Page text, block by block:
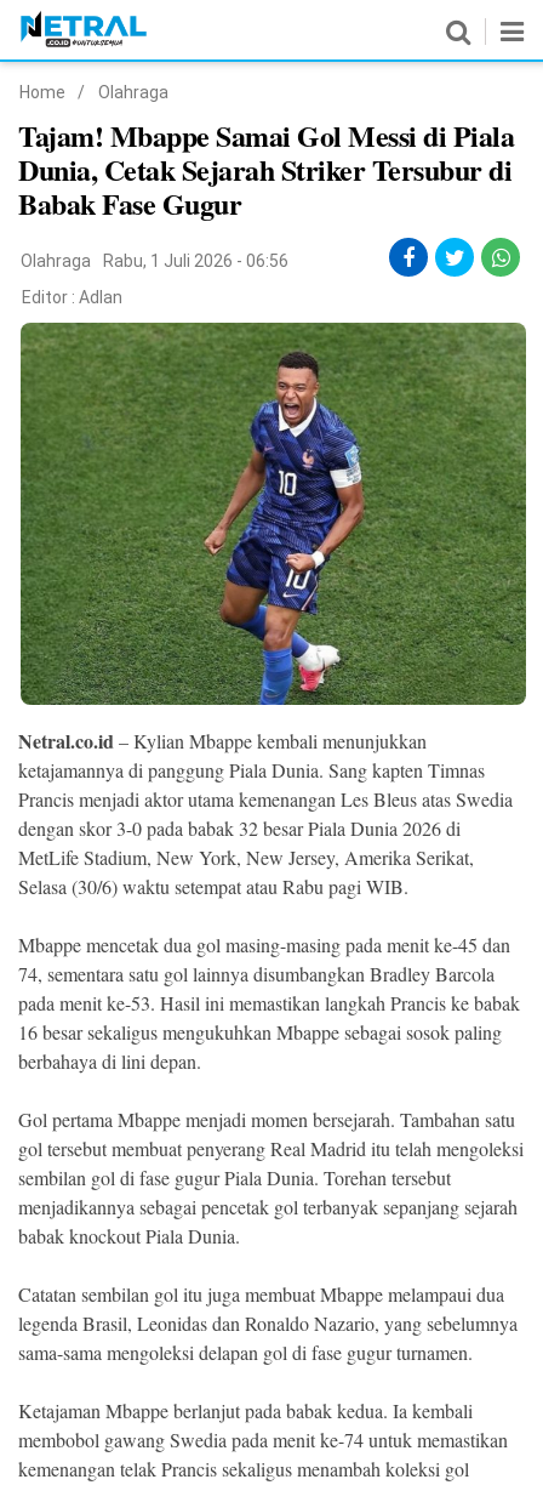
Nasional
Pemerintahan
Politik
Hukrim
Pendidikan
Peristiwa
Olahraga
Ekonomi
Memori
Copyright
2026
NETRAL
All
Reserved
Home / Olahraga
Tajam! Mbappe Samai Gol Messi di Piala
Dunia, Cetak Sejarah Striker Tersubur di
Babak Fase Gugur
Olahraga
Rabu, 1 Juli 2026 - 06:56
Editor : Adlan
Netral.co.id– Kylian Mbappe kembali menunjukkan
ketajamannya di panggung Piala Dunia. Sang kapten Timnas
Prancis menjadi aktor utama kemenangan Les Bleus atas Swedia
dengan skor 3-0 pada babak 32 besar Piala Dunia 2026 di
MetLife Stadium, New York, New Jersey, Amerika Serikat,
Selasa (30/6) waktu setempat atau Rabu pagi WIB.
Mbappe mencetak dua gol masing-masing pada menit ke-45 dan
74, sementara satu gol lainnya disumbangkan Bradley Barcola
pada menit ke-53. Hasil ini memastikan langkah Prancis ke babak
16 besar sekaligus mengukuhkan Mbappe sebagai sosok paling
berbahaya di lini depan.
Gol pertama Mbappe menjadi momen bersejarah. Tambahan satu
gol tersebut membuat penyerang Real Madrid itu telah mengoleksi
sembilan gol di fase gugur Piala Dunia. Torehan tersebut
menjadikannya sebagai pencetak gol terbanyak sepanjang sejarah
babak knockout Piala Dunia.
Catatan sembilan gol itu juga membuat Mbappe melampaui dua
legenda Brasil, Leonidas dan Ronaldo Nazario, yang sebelumnya
sama-sama mengoleksi delapan gol di fase gugur turnamen.
Ketajaman Mbappe berlanjut pada babak kedua. Ia kembali
membobol gawang Swedia pada menit ke-74 untuk memastikan
kemenangan telak Prancis sekaligus menambah koleksi gol